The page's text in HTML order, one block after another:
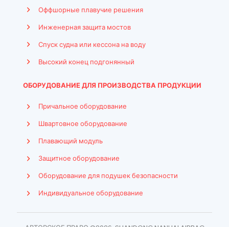
Оффшорные плавучие решения
Инженерная защита мостов
Спуск судна или кессона на воду
Высокий конец подгонянный
ОБОРУДОВАНИЕ ДЛЯ ПРОИЗВОДСТВА ПРОДУКЦИИ
Причальное оборудование
Швартовное оборудование
Плавающий модуль
Защитное оборудование
Оборудование для подушек безопасности
Индивидуальное оборудование
Arabic
Indonesian